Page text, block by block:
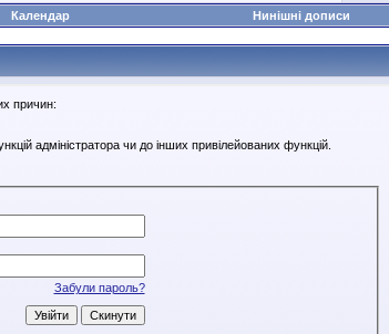
Календар Нинішні дописи
причин:
адміністратора чи до інших привілейованих функцій.
Забули пароль?